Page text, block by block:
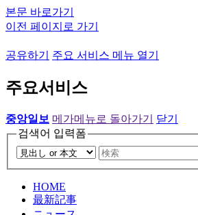
본문 바로가기
이전 페이지로 가기
공유하기 주요 서비스 메뉴 열기
주요서비스
중앙일보 메가메뉴로 돌아가기
닫기
검색어 입력폼
HOME
最新記事